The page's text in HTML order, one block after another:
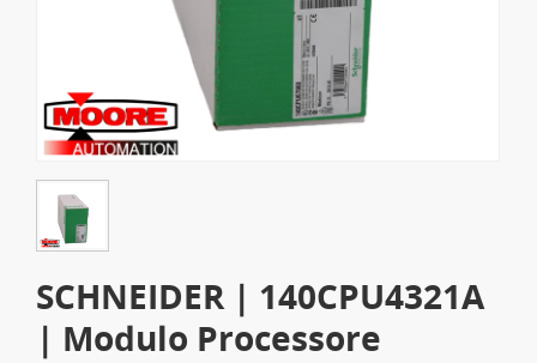
SCHNEIDER | 140CPU4321A
| Modulo Processore